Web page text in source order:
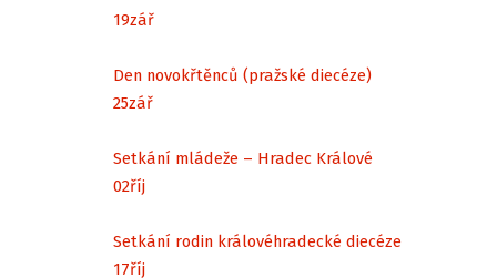
19zář
Den novokřtěnců (pražské diecéze)
25zář
Setkání mládeže – Hradec Králové
02říj
Setkání rodin královéhradecké diecéze
17říj